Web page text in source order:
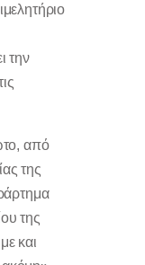
την
από
της
της
και